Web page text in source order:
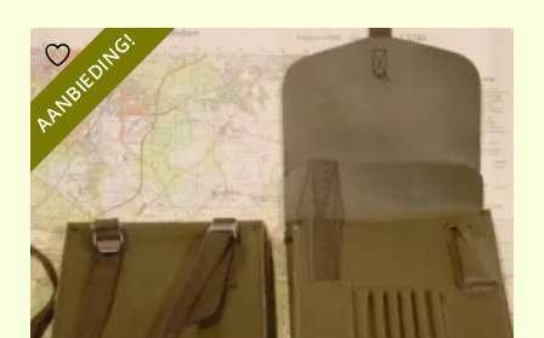
AANBIEDING!